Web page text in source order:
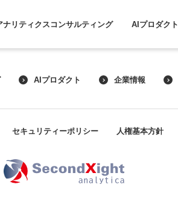
ナリティクスコンサルティング AIプロダクト
AIプロダクト 企業情報
セキュリティーポリシー 人権基本方針